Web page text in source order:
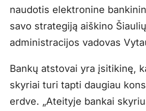
naudotis elektronine
savo strategiją aiškino
administracijos vadovas
Bankų atstovai yra įsitikinę,
skyriai turi tapti daugiau
erdve. „Ateityje bankai